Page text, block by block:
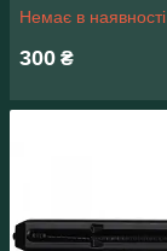
Немає в наявності
300 ₴